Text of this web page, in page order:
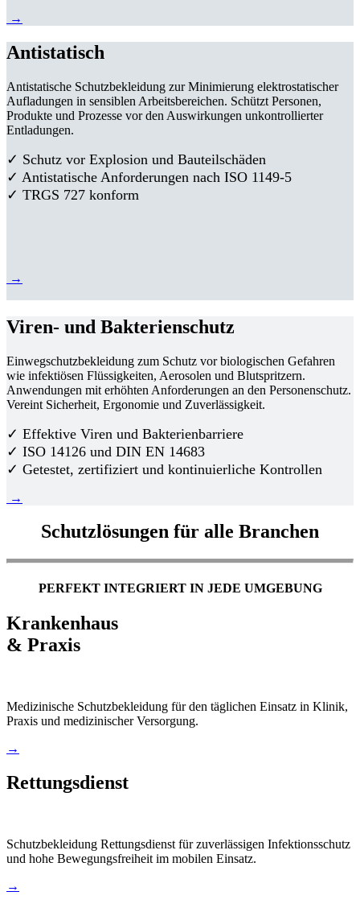
→
Antistatisch
Antistatische Schutzbekleidung zur Minimierung elektrostatischer
Aufladungen in sensiblen Arbeitsbereichen. Schützt Personen,
Produkte und Prozesse vor den Auswirkungen unkontrollierter
Entladungen.
✓ Schutz vor Explosion und Bauteilschäden
✓ Antistatische Anforderungen nach ISO 1149-5
✓ TRGS 727 konform
→
Viren- und Bakterienschutz
Einwegschutzbekleidung zum Schutz vor biologischen Gefahren
wie infektiösen Flüssigkeiten, Aerosolen und Blutspritzern.
Anwendungen mit erhöhten Anforderungen an den Personenschutz.
Vereint Sicherheit, Ergonomie und Zuverlässigkeit.
✓ Effektive Viren und Bakterienbarriere
✓ ISO 14126 und DIN EN 14683
✓ Getestet, zertifiziert und kontinuierliche Kontrollen
→
Schutzlösungen für alle Branchen
PERFEKT INTEGRIERT IN JEDE UMGEBUNG
Krankenhaus
& Praxis
Medizinische Schutzbekleidung für den täglichen Einsatz in Klinik,
Praxis und medizinischer Versorgung.
→
Rettungsdienst
Schutzbekleidung Rettungsdienst für zuverlässigen Infektionsschutz
und hohe Bewegungsfreiheit im mobilen Einsatz.
→